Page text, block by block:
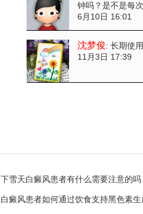
钟吗？是不是每
6月10日 16:01
沈梦俊: 长期使
11月3日 17:39
下雪天白癜风患者有什么需要注意的吗
白癜风患者如何通过饮食支持黑色素生